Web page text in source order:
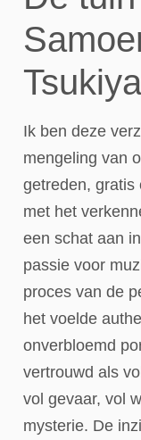
Ik ben deze
mengeling van
getreden, gratis
met het
een schat aan
passie voor
proces van de
het voelde
onverbloemd
vertrouwd als
vol gevaar, vol
mysterie. De